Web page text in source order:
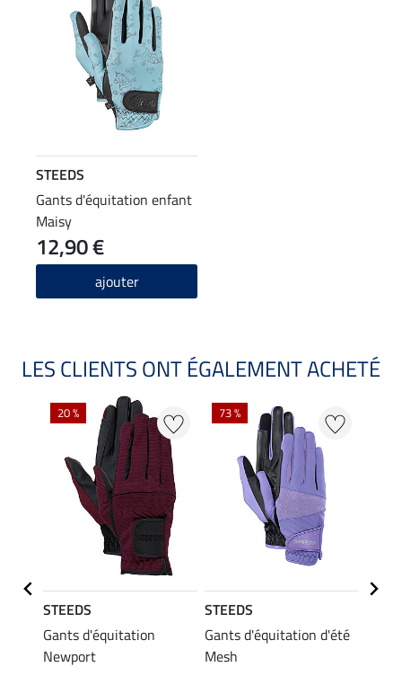
STEEDS
Gants d'équitation enfant
Maisy
12,90 €
ajouter
LES CLIENTS ONT ÉGALEMENT ACHETÉ
20 %
STEEDS
Gants d'équitation
Newport
73 %
STEEDS
Gants d'équitation d'été
Mesh